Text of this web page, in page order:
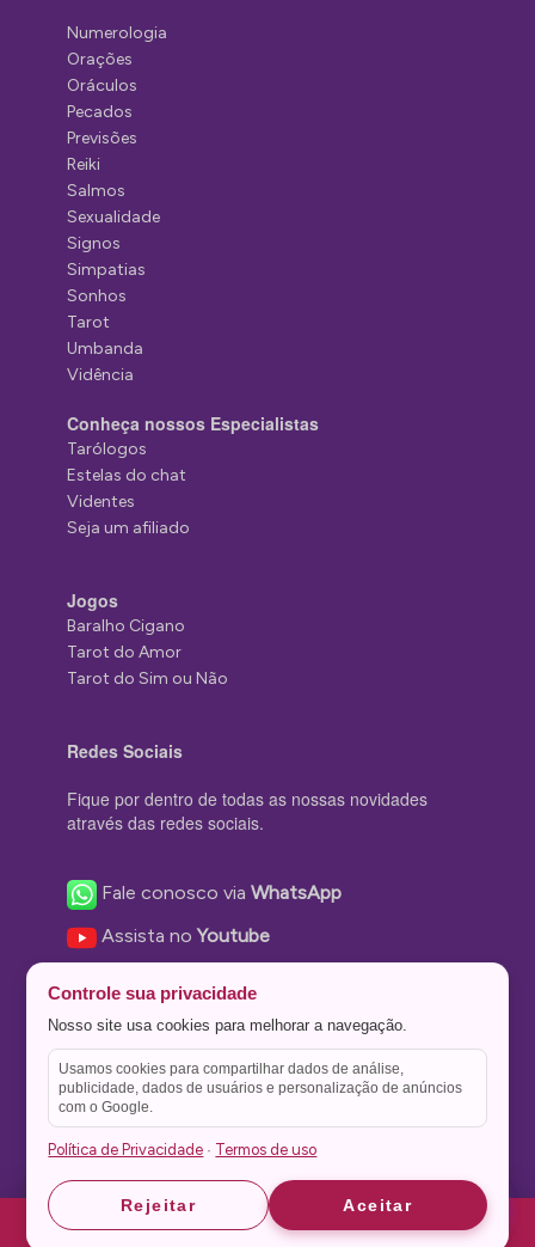
Numerologia
Orações
Oráculos
Pecados
Previsões
Reiki
Salmos
Sexualidade
Signos
Simpatias
Sonhos
Tarot
Umbanda
Vidência
Conheça nossos Especialistas
Tarólogos
Estelas do chat
Videntes
Seja um afiliado
Jogos
Baralho Cigano
Tarot do Amor
Tarot do Sim ou Não
Redes Sociais
Fique por dentro de todas as nossas novidades
através das redes sociais.
Fale conosco viaWhatsApp
Assista noYoutube
Nos siga no Instagram
Nos siga noTwitter
Salve no
Theme Stone Blog Powered byWordPress
Controle sua privacidade
Nosso site usa cookies para melhorar a navegação.
Usamos cookies para compartilhar dados de análise,
publicidade, dados de usuários e personalização de anúncios
com o Google.
Política de Privacidade · Termos de uso
Rejeitar Aceitar